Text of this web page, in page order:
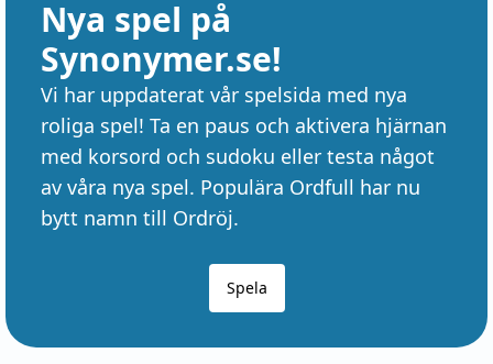
Nya spel på
Synonymer.se!
Vi har uppdaterat vår spelsida med nya
roliga spel! Ta en paus och aktivera hjärnan
med korsord och sudoku eller testa något
av våra nya spel. Populära Ordfull har nu
bytt namn till Ordröj.
Spela